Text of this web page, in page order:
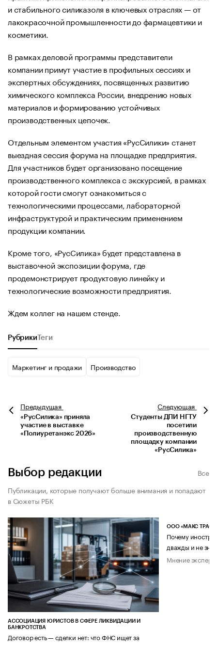
и стабильного силиказоля в ключевых отраслях — от
лакокрасочной промышленности до фармацевтики и
косметики.
В рамках деловой программы представители
компании примут участие в профильных сессиях и
экспертных обсуждениях, посвященных развитию
химического комплекса России, внедрению новых
материалов и формированию устойчивых
производственных цепочек.
Отдельным элементом участия «РусСилики» станет
выездная сессия форума на площадке предприятия.
Для участников будет организовано посещение
производственного комплекса с экскурсией, в рамках
которой гости смогут ознакомиться с
технологическими процессами, лабораторной
инфраструктурой и практическим применением
продукции компании.
Кроме того, «РусСилика» будет представлена в
выставочной экспозиции форума, где
продемонстрирует продуктовую линейку и
технологические возможности предприятия.
Ждем коллег на нашем стенде.
Рубрики Теги
Маркетинг и продажи Производство
Предыдущая
«РусСилика» приняла
участие в выставке
«Полиуретанэкс 2026»
Следующая
Студенты ДПИ НГТУ
посетили
производственную
площадку компании
«РусСилика»
Выбор редакции
Все
Публикации, которые получают больше внимания и попадают
в Сюжеты РБК
АССОЦИАЦИЯ ЮРИСТОВ В СФЕРЕ ЛИКВИДАЦИИ И
БАНКРОТСТВА
Договор есть — сделки нет: что ФНС ищет за
ООО «МАКС ТРАСТ»
Почему
дважды и не
Мнение